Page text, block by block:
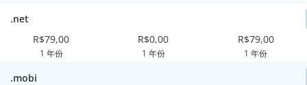
.net
R$79,00
1 年份
R$0,00
1 年份
R$79,00
1 年份
.mobi